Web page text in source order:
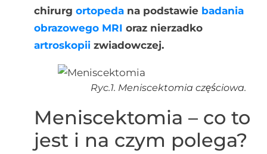
chirurg ortopedana podstawie badania
obrazowego MRI oraz nierzadko
artroskopiizwiadowczej.
Ryc.1. Meniscektomia częściowa.
Meniscektomia – co to
jest i na czym polega?